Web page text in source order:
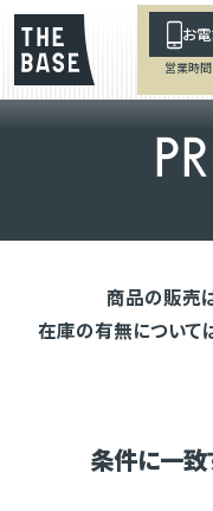
お
営業時
PR
商品の販売
在庫の有無について
条件に一致